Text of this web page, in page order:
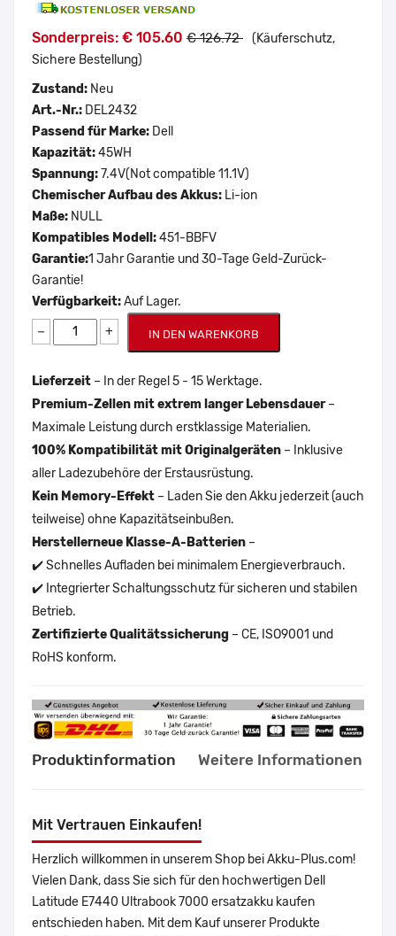
Sonderpreis: € 105.60 € 126.72 (Käuferschutz,
Sichere Bestellung)
Zustand: Neu
Art.-Nr.: DEL2432
Passend für Marke: Dell
Kapazität:45WH
Spannung:7.4V(Not compatible 11.1V)
Chemischer Aufbau des Akkus: Li-ion
Maße: NULL
Kompatibles Modell:451-BBFV
Garantie:1 Jahr Garantie und 30-Tage Geld-Zurück-
Garantie!
Verfügbarkeit:Auf Lager.
− + IN DEN WARENKORB
Lieferzeit – In der Regel 5 - 15 Werktage.
Premium-Zellen mit extrem langer Lebensdauer–
Maximale Leistung durch erstklassige Materialien.
100% Kompatibilität mit Originalgeräten – Inklusive
aller Ladezubehöre der Erstausrüstung.
Kein Memory-Effekt – Laden Sie den Akku jederzeit (auch
teilweise) ohne Kapazitätseinbußen.
Herstellerneue Klasse-A-Batterien –
✔️ Schnelles Aufladen bei minimalem Energieverbrauch.
✔️ Integrierter Schaltungsschutz für sicheren und stabilen
Betrieb.
Zertifizierte Qualitätssicherung – CE, ISO9001 und
RoHS konform.
Produktinformation Weitere Informationen
Mit Vertrauen Einkaufen!
Herzlich willkommen in unserem Shop bei Akku-Plus.com!
Vielen Dank, dass Sie sich für den hochwertigen Dell
Latitude E7440 Ultrabook 7000 ersatzakku kaufen
entschieden haben. Mit dem Kauf unserer Produkte